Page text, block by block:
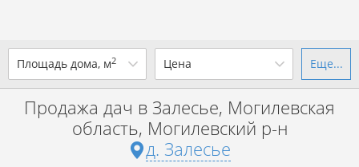
Площадь дома, м2
от до
Цена
от до
р. за всё
Еще...
Продажа дач в Залесье, Могилевская
область, Могилевский р-н
д. Залесье
Ваш город -д. Залесье?
Да Выбрать город